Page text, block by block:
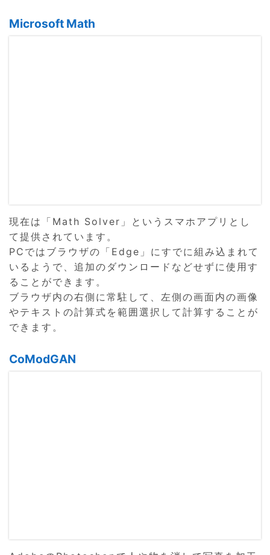
Microsoft Math
現在は「Math Solver」というスマホアプリとし
て提供されています。
PCではブラウザの「Edge」にすでに組み込まれて
いるようで、追加のダウンロードなどせずに使用す
ることができます。
ブラウザ内の右側に常駐して、左側の画面内の画像
やテキストの計算式を範囲選択して計算することが
できます。
CoModGAN